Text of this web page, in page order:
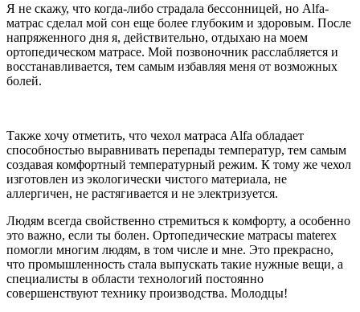
Я не скажу, что когда-либо страдала бессонницей, но Alfa-
матрас сделал мой сон еще более глубоким и здоровым. После
напряженного дня я, действительно, отдыхаю на моем
ортопедическом матрасе. Мой позвоночник расслабляется и
восстанавливается, тем самым избавляя меня от возможных
болей.
Также хочу отметить, что чехол матраса Alfa обладает
способностью выравнивать перепады температур, тем самым
создавая комфортный температурный режим. К тому же чехол
изготовлен из экологически чистого материала, не
аллергичен, не растягивается и не электризуется.
Людям всегда свойственно стремиться к комфорту, а особенно
это важно, если ты болен. Ортопедические матрасы materex
помогли многим людям, в том числе и мне. Это прекрасно,
что промышленность стала выпускать такие нужные вещи, а
специалисты в области технологий постоянно
совершенствуют технику производства. Молодцы!